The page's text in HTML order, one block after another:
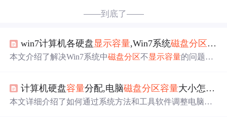
——到底了——
win7计算机各硬盘显示容量,Win7系统磁盘分区 不
本文介绍了解决Win7系统中磁盘分区不显示容量的问题。
计算机硬盘容量分配,电脑磁盘分区容量大小怎么调整
本文详细介绍了如何通过系统方法和工具软件调整电脑磁